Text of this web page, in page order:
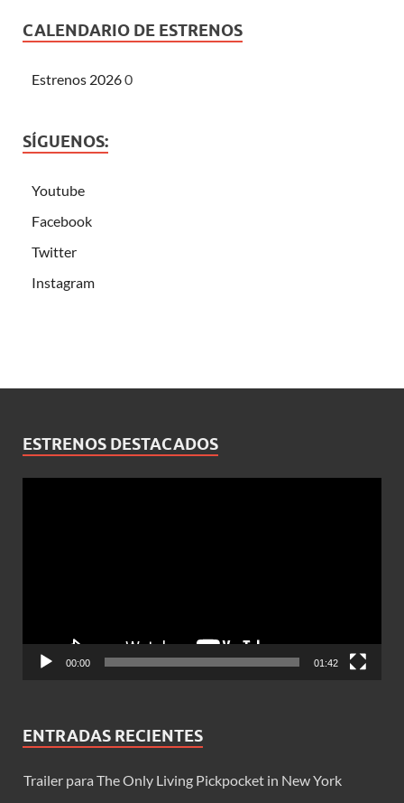
CALENDARIO DE ESTRENOS
Estrenos 20260
SÍGUENOS:
Youtube
Facebook
Twitter
Instagram
ESTRENOS DESTACADOS
00:00 01:42
ENTRADAS RECIENTES
Trailer para The Only Living Pickpocket in New York